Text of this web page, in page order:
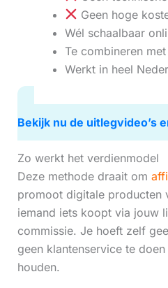
Geen hoge
Wél schaalbaar
Te combineren
Werkt in heel
Bekijk nu de uitlegvideo’s
Zo werkt het verdienmodel
Deze methode draait om
promoot digitale producten
iemand iets koopt via jouw
commissie. Je hoeft zelf
geen klantenservice te
houden.